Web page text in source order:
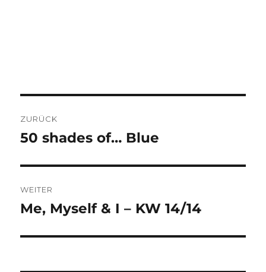
ZURÜCK
Vorheriger
50 shades of… Blue
WEITER
Nächster
Me, Myself & I – KW 14/14